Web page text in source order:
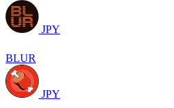
JPY
BLUR
JPY